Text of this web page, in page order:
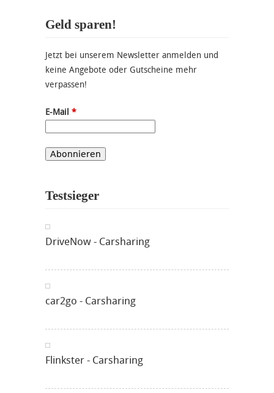
Geld sparen!
Jetzt bei unserem Newsletter anmelden und
keine Angebote oder Gutscheine mehr
verpassen!
E-Mail *
Testsieger
DriveNow - Carsharing
car2go - Carsharing
Flinkster - Carsharing